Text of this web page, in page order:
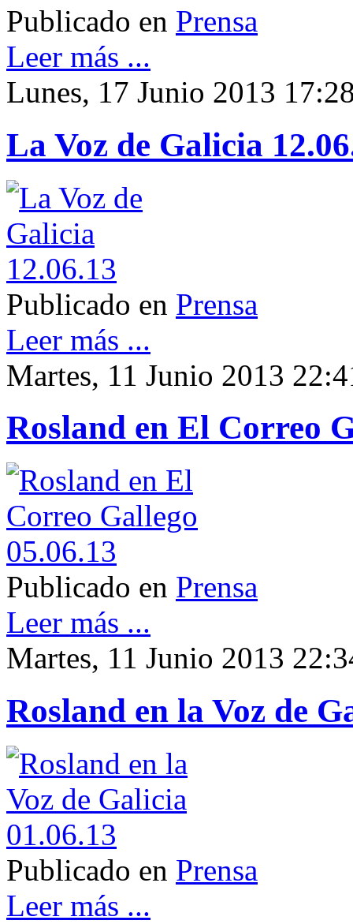
Publicado en Prensa
Leer más ...
Lunes, 17 Junio 2013
La Voz de Galicia
Publicado en Prensa
Leer más ...
Martes, 11 Junio 2013
Rosland en El Correo
Publicado en Prensa
Leer más ...
Martes, 11 Junio 2013
Rosland en la Voz de
Publicado en Prensa
Leer más ...